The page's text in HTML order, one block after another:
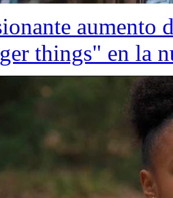
aumento
things" en la